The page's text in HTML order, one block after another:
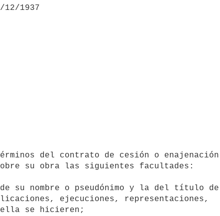
su obra las siguientes facultades:
su nombre o pseudónimo y la del título de